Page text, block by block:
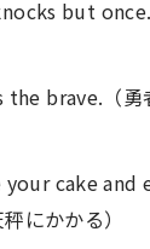
but once.
brave.（勇
your cake
にかかる）